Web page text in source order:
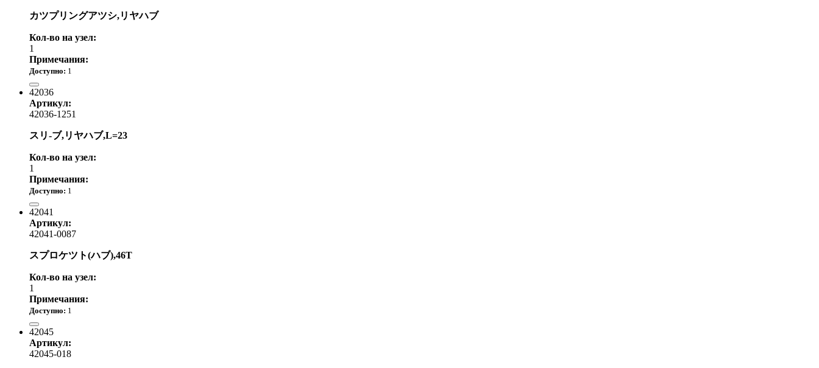
カツプリングアツシ,リヤハブ
Кол-во на узел:
1
Примечания:
Доступно: 1
42036
Артикул:
42036-1251
スリ-ブ,リヤハブ,L=23
Кол-во на узел:
1
Примечания:
Доступно: 1
42041
Артикул:
42041-0087
スプロケツト(ハブ),46T
Кол-во на узел:
1
Примечания:
Доступно: 1
42045
Артикул:
42045-018